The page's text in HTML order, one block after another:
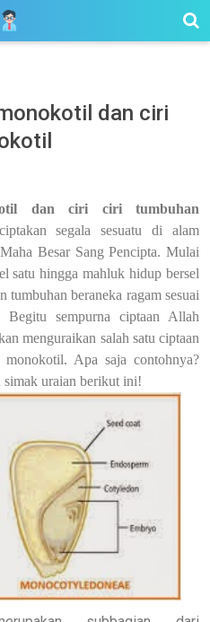
dan ciri
dan ciri ciri tumbuhan
segala sesuatu di alam
Besar Sang Pencipta. Mulai
satu hingga mahluk hidup bersel
tumbuhan beraneka ragam sesuai
Begitu sempurna ciptaan Allah
menguraikan salah satu ciptaan
Apa saja contohnya?
uraian berikut ini!